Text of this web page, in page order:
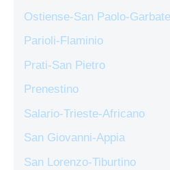
Ostiense-San Paolo-
Parioli-Flaminio
Prati-San Pietro
Prenestino
Salario-Trieste-Africano
San Giovanni-Appia
San Lorenzo-Tiburtino